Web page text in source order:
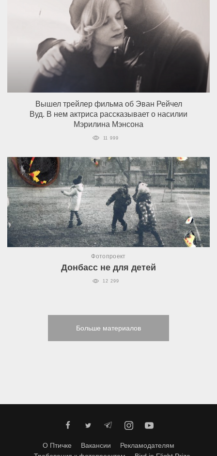
Вышел трейлер фильма об Эван Рейчел
Вуд. В нем актриса рассказывает о насилии
Мэрилина Мэнсона
11 999
Фотопроект
Донбасс не для детей
12 299
Больше материалов
О Птичке Вакансии
Рекламодателям